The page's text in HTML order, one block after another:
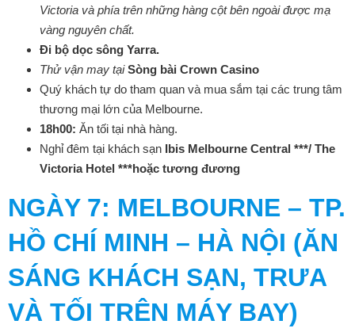
Victoria và phía trên những hàng cột bên ngoài được mạ
vàng nguyên chất.
Đi bộ dọc sông Yarra.
Thử vận may tạiSòng bài Crown Casino
Quý khách tự do tham quan và mua sắm tại các trung tâm
thương mại lớn của Melbourne.
18h00: Ăn tối tại nhà hàng.
Nghỉ đêm tại khách sạn Ibis Melbourne Central ***/ The
Victoria Hotel ***hoặc tương đương
NGÀY 7: MELBOURNE – TP.
HỒ CHÍ MINH – HÀ NỘI (ĂN
SÁNG KHÁCH SẠN, TRƯA
VÀ TỐI TRÊN MÁY BAY)